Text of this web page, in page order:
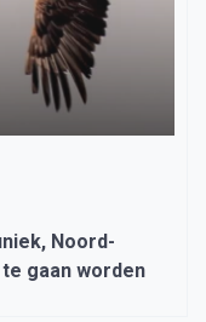
Noord-
gaan worden